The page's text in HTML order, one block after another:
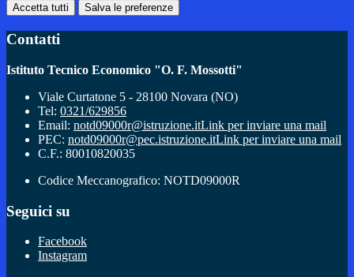
Accetta tutti Salva le preferenze
Contatti
Istituto Tecnico Economico "O. F. Mossotti"
Viale Curtatone 5 - 28100 Novara (NO)
Tel: 0321/629856
Email: notd09000r@istruzione.itLink per inviare una mail
PEC: notd09000r@pec.istruzione.itLink per inviare una mail
C.F.: 80010820035
Codice Meccanografico: NOTD09000R
Seguici su
Facebook
Instagram